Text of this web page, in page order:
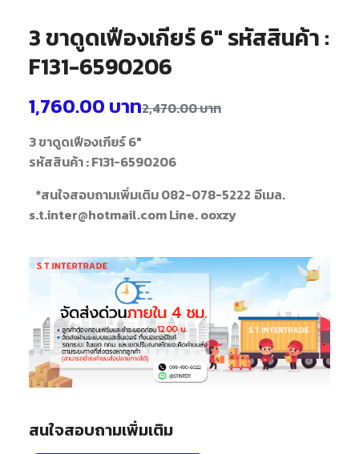
3 ขาดูดเฟืองเกียร์ 6″ รหัสสินค้า :
F131-6590206
2,470.00บาท
1,760.00 บาท
3 ขาดูดเฟืองเกียร์ 6"
รหัสสินค้า : F131-6590206
*สนใจสอบถามเพิ่มเติม 082-078-5222 อีเมล.
s.t.inter@hotmail.com Line. ooxzy
สนใจสอบถามเพิ่มเติม